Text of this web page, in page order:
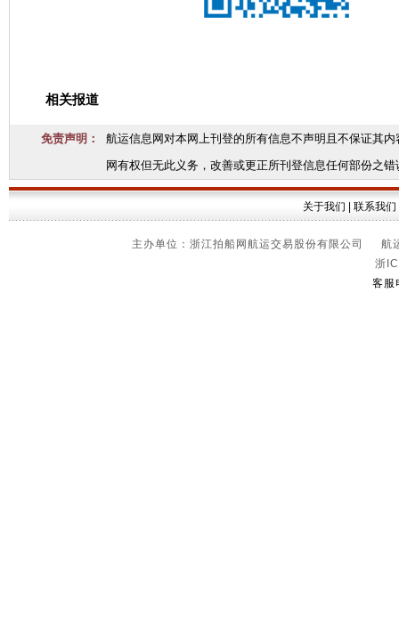
相关报道
免责声明：
航运信息网对本网上刊登的所有信息不声明且不保证其
网有权但无此义务，改善或更正所刊登信息任何部份之错
关于我们 联系我们
主办单位：浙江拍船网航运交易股份有限公司
浙
客服